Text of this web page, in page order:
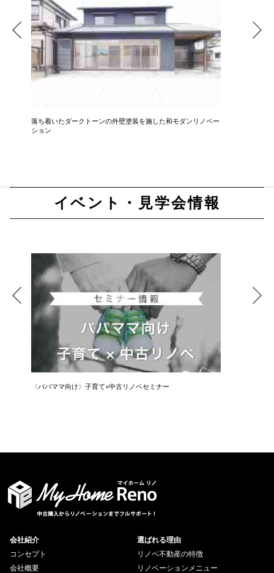
落ち着いたダークトーンの外壁塗装を施した和モダンリノベー
ション
イベント・見学会情報
〈パパママ向け〉子育て×中古リノベセミナー
会社紹介
コンセプト
会社概要
選ばれる理由
リノベ不動産の特徴
リノベーションメニュー